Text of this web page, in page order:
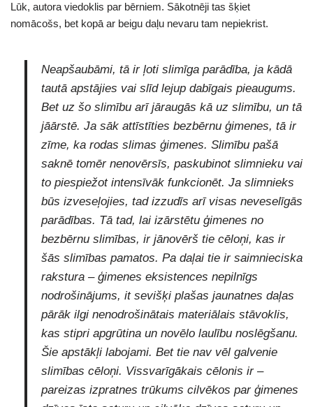
Lūk, autora viedoklis par bērniem. Sākotnēji tas šķiet
nomācošs, bet kopā ar beigu daļu nevaru tam nepiekrist.
Neapšaubāmi, tā ir ļoti slimīga parādība, ja kādā
tautā apstājies vai slīd lejup dabīgais pieaugums.
Bet uz šo slimību arī jāraugās kā uz slimību, un tā
jāārstē. Ja sāk attīstīties bezbērnu ģimenes, tā ir
zīme, ka rodas slimas ģimenes. Slimību pašā
saknē tomēr nenovērsīs, paskubinot slimnieku vai
to piespiežot intensīvāk funkcionēt. Ja slimnieks
būs izveseļojies, tad izzudīs arī visas neveselīgās
parādības. Tā tad, lai izārstētu ģimenes no
bezbērnu slimības, ir jānovērš tie cēloņi, kas ir
šās slimības pamatos. Pa daļai tie ir saimnieciska
rakstura – ģimenes eksistences nepilnīgs
nodrošinājums, it sevišķi plašas jaunatnes daļas
pārāk ilgi nenodrošinātais materiālais stāvoklis,
kas stipri apgrūtina un novēlo laulību noslēgšanu.
Šie apstākļi labojami. Bet tie nav vēl galvenie
slimības cēloņi. Vissvarīgākais cēlonis ir –
pareizas izpratnes trūkums cilvēkos par ģimenes